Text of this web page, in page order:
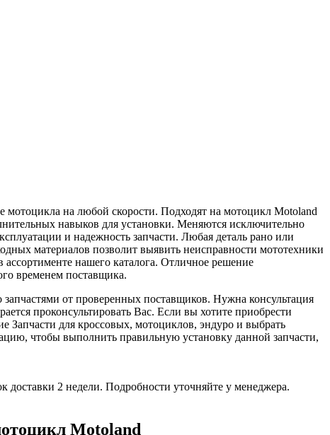
на любой скорости. Подходят на мотоцикл Motoland
навыков для установки. Меняются исключительно
и надежность запчасти. Любая деталь рано или
материалов позволит выявить неисправности мототехники
нашего каталога. Отличное решение
временем поставщика.
от проверенных поставщиков. Нужна консультация
проконсультировать Вас. Если вы хотите приобрести
Запчасти для кроссовых, мотоциклов, эндуро и выбрать
чтобы выполнить правильную установку данной запчасти,
2 недели. Подробности уточняйте у менеджера.
Motoland